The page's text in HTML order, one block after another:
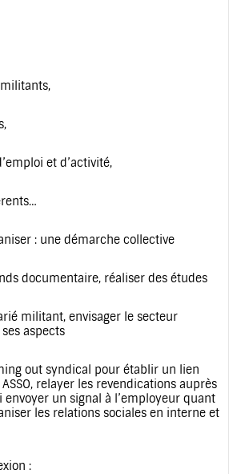
et d’activité,
: une démarche collective
documentaire, réaliser des études
militant, envisager le secteur
aspects
out syndical pour établir un lien
relayer les revendications auprès
un signal à l’employeur quant
les relations sociales en interne et
: